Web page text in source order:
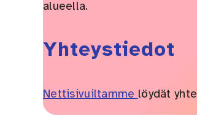
alueella.
Yhteystiedot
Nettisivuiltamme löydät